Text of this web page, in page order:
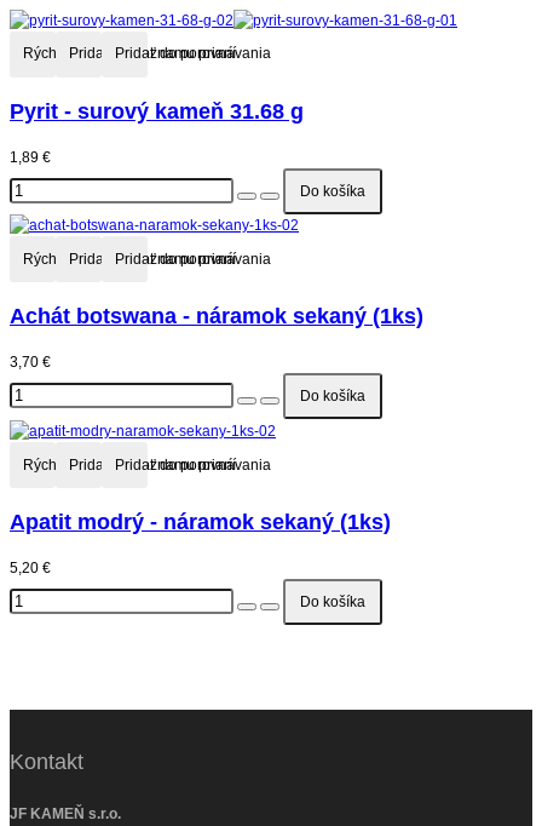
Rýchly náhľadPridať do zoznamu prianí
Pridať do porovnávania
Pyrit - surový kameň 31.68 g
1,89 €
Rýchly náhľadPridať do zoznamu prianí
Pridať do porovnávania
Achát botswana - náramok sekaný (1ks)
3,70 €
Rýchly náhľadPridať do zoznamu prianí
Pridať do porovnávania
Apatit modrý - náramok sekaný (1ks)
5,20 €
Kontakt
JF KAMEŇ s.r.o.